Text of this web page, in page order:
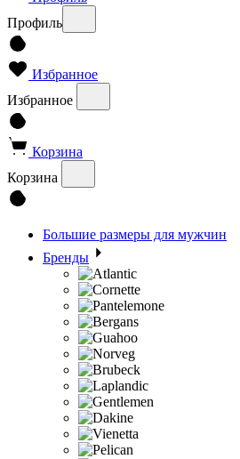
Профиль
Избранное
Избранное
Корзина
Корзина
Большие размеры для мужчин
Бренды